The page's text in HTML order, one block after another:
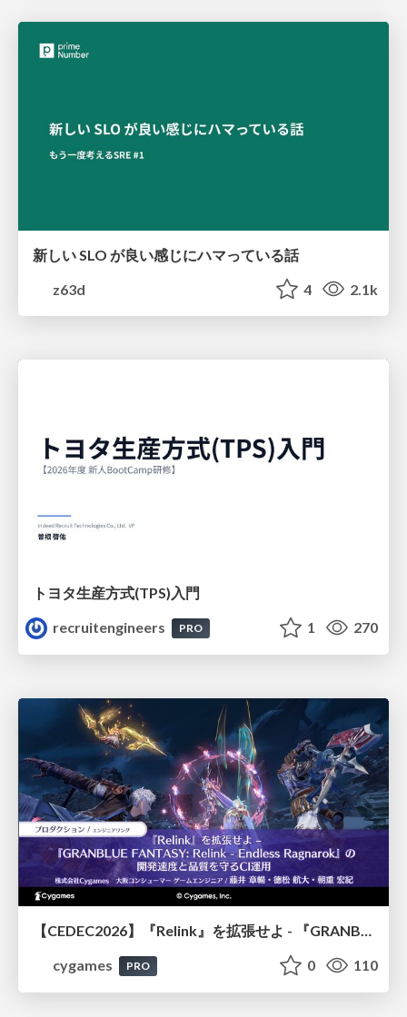
新しい SLO が良い感じにハマっている話
z63d
4 2.1k
トヨタ⽣産⽅式(TPS)⼊⾨
recruitengineers
PRO 1 270
【CEDEC2026】『Relink』を拡張せよ - 『GRANBLUE FANTASY: Relink - Endless Ragnarok』の開発速度と品質を守るCI運用
cygames
PRO 0 110